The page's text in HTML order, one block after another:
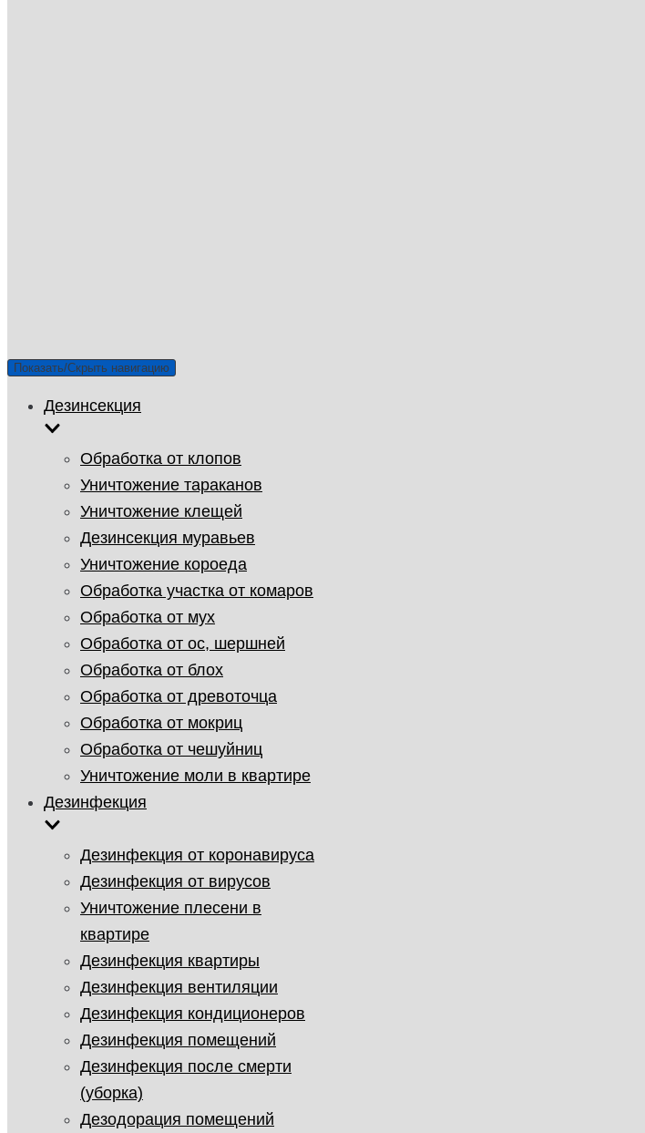
Показать/Скрыть навигацию
Дезинсекция
Обработка от клопов
Уничтожение тараканов
Уничтожение клещей
Дезинсекция муравьев
Уничтожение короеда
Обработка участка от комаров
Обработка от мух
Обработка от ос, шершней
Обработка от блох
Обработка от древоточца
Обработка от мокриц
Обработка от чешуйниц
Уничтожение моли в квартире
Дезинфекция
Дезинфекция от коронавируса
Дезинфекция от вирусов
Уничтожение плесени в
квартире
Дезинфекция квартиры
Дезинфекция вентиляции
Дезинфекция кондиционеров
Дезинфекция помещений
Дезинфекция после смерти
(уборка)
Дезодорация помещений